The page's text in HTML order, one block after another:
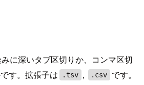
に深いタブ区切りか、コンマ区切
す。拡張子は
.tsv , .csv です。